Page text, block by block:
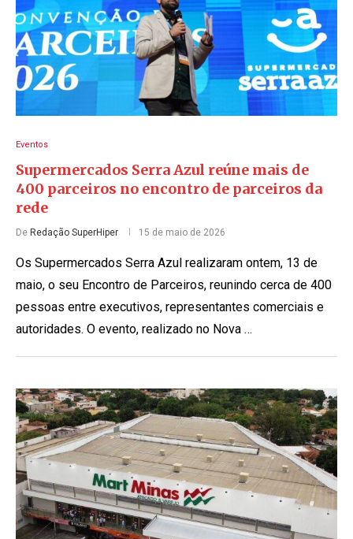
Eventos
Supermercados Serra Azul reúne mais de
400 parceiros no encontro de parceiros da
rede
De Redação SuperHiper 15 de maio de 2026
Os Supermercados Serra Azul realizaram ontem, 13 de
maio, o seu Encontro de Parceiros, reunindo cerca de 400
pessoas entre executivos, representantes comerciais e
autoridades. O evento, realizado no Nova …